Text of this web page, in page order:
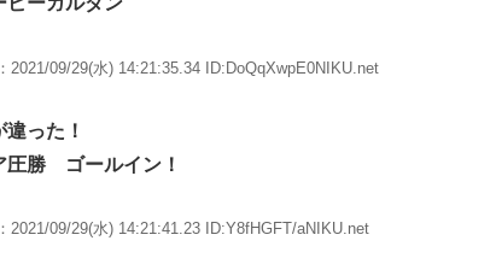
：2021/09/29(水) 14:21:35.34 ID:DoQqXwpE0NIKU.net
った！
圧勝 ゴールイン！
：2021/09/29(水) 14:21:41.23 ID:Y8fHGFT/aNIKU.net